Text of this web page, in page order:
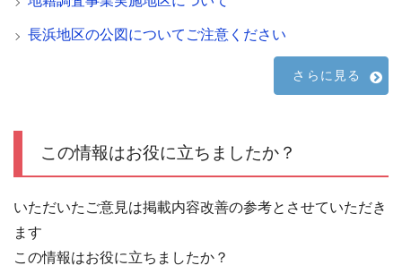
長浜地区の公図についてご注意ください
さらに見る
この情報はお役に立ちましたか？
いただいたご意見は掲載内容改善の参考とさせていただき
ます
この情報はお役に立ちましたか？